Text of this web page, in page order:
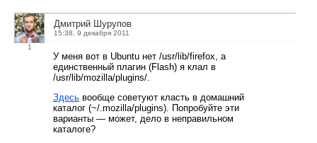
1
Дмитрий Шурупов
15:38, 9 декабря 2011
У меня вот в Ubuntu нет /usr/lib/firefox, а
единственный плагин (Flash) я клал в
/usr/lib/mozilla/plugins/.
Здесь вообще советуют класть в домашний
каталог (~/.mozilla/plugins). Попробуйте эти
варианты — может, дело в неправильном
каталоге?